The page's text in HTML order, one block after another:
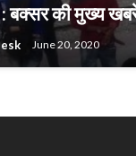
बक्सर की मुख्य
June 20, 2020